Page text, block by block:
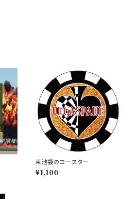
東池袋のコースター
¥1,100